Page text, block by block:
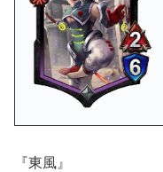
『東風』